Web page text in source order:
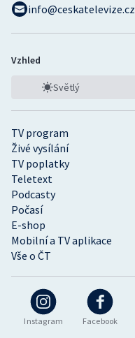
Instagram Facebook
TV program
Živé vysílání
TV poplatky
Teletext
Podcasty
Počasí
E-shop
Mobilní a TV aplikace
Vše o ČT
info@ceskatelevize.cz
Vzhled
Světlý